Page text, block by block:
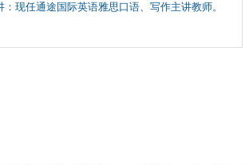
：现任通途国际英语雅思口语、写作主讲教师。